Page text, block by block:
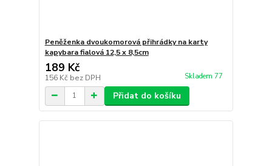
Peněženka dvoukomorová přihrádky na karty
kapybara fialová 12,5 x 8,5cm
189 Kč
156 Kč bez DPH Skladem 77
Přidat do košíku